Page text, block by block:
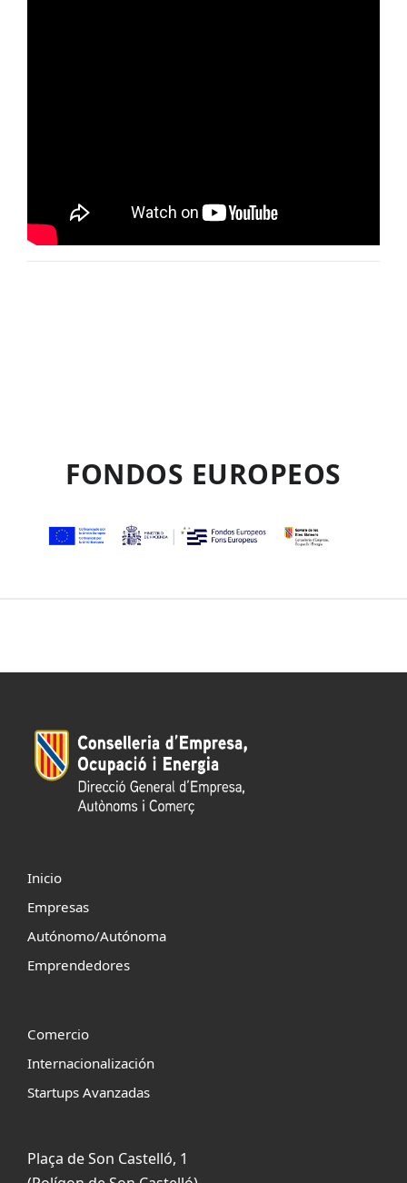
FONDOS EUROPEOS
Inicio
Empresas
Autónomo/Autónoma
Emprendedores
Comercio
Internacionalización
Startups Avanzadas
Plaça de Son Castelló, 1